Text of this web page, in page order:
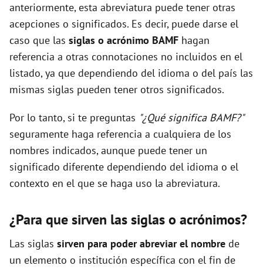
anteriormente, esta abreviatura puede tener otras
acepciones o significados. Es decir, puede darse el
caso que las siglas o acrónimo BAMF hagan
referencia a otras connotaciones no incluidos en el
listado, ya que dependiendo del idioma o del país las
mismas siglas pueden tener otros significados.
Por lo tanto, si te preguntas "¿Qué significa BAMF?"
seguramente haga referencia a cualquiera de los
nombres indicados, aunque puede tener un
significado diferente dependiendo del idioma o el
contexto en el que se haga uso la abreviatura.
¿Para que sirven las siglas o acrónimos?
Las siglas sirven para poder abreviar el nombre de
un elemento o institución específica con el fin de